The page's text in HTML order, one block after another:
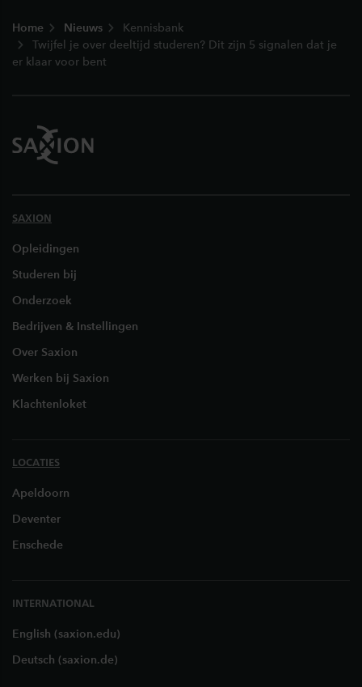
Home Nieuws
Kennisbank
Twijfel je over deeltijd studeren? Dit zijn 5 signalen dat je
er klaar voor bent
SAXION
Opleidingen
Studeren bij
Onderzoek
Bedrijven & Instellingen
Over Saxion
Werken bij Saxion
Klachtenloket
LOCATIES
Apeldoorn
Deventer
Enschede
INTERNATIONAL
English (saxion.edu)
Deutsch (saxion.de)